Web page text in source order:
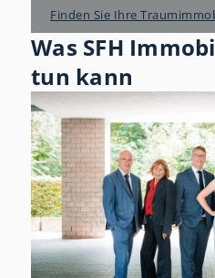
Finden Sie Ihre
Was SFH
tun kann